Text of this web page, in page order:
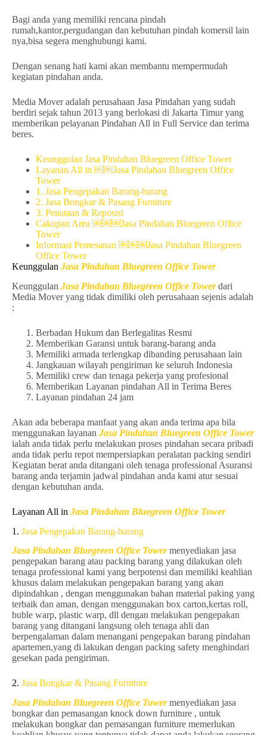
Bagi anda yang memiliki rencana pindah
rumah,kantor,pergudangan dan kebutuhan pindah komersil lain
nya,bisa segera menghubungi kami.
Dengan senang hati kami akan membantu mempermudah
kegiatan pindahan anda.
Media Mover adalah perusahaan Jasa Pindahan yang sudah
berdiri sejak tahun 2013 yang berlokasi di Jakarta Timur yang
memberikan pelayanan Pindahan All in Full Service dan terima
beres.
Keunggulan Jasa Pindahan Bluegreen Office Tower
Layanan All in ￼￼Jasa Pindahan Bluegreen Office
Tower
1. Jasa Pengepakan Barang-barang
2. Jasa Bongkar & Pasang Furniture
3. Penataan & Reposisi
Cakupan Area ￼￼￼Jasa Pindahan Bluegreen Office
Tower
Informasi Pemesanan ￼￼￼Jasa Pindahan Bluegreen
Office Tower
Keunggulan Jasa Pindahan Bluegreen Office Tower
Keunggulan Jasa Pindahan Bluegreen Office Towerdari
Media Mover yang tidak dimiliki oleh perusahaan sejenis adalah
:
Berbadan Hukum dan Berlegalitas Resmi
Memberikan Garansi untuk barang-barang anda
Memiliki armada terlengkap dibanding perusahaan lain
Jangkauan wilayah pengiriman ke seluruh Indonesia
Memiliki crew dan tenaga pekerja yang profesional
Memberikan Layanan pindahan All in Terima Beres
Layanan pindahan 24 jam
Akan ada beberapa manfaat yang akan anda terima apa bila
menggunakan layanan Jasa Pindahan Bluegreen Office Tower
ialah anda tidak perlu melakukan proses pindahan secara pribadi
anda tidak perlu repot mempersiapkan peralatan packing sendiri
Kegiatan berat anda ditangani oleh tenaga professional Asuransi
barang anda terjamin jadwal pindahan anda kami atur sesuai
dengan kebutuhan anda.
Layanan All in Jasa Pindahan Bluegreen Office Tower
1. Jasa Pengepakan Barang-barang
Jasa Pindahan Bluegreen Office Tower menyediakan jasa
pengepakan barang atau packing barang yang dilakukan oleh
tenaga professional kami yang berpotensi dan memiliki keahlian
khusus dalam melakukan pengepakan barang yang akan
dipindahkan , dengan menggunakan bahan material paking yang
terbaik dan aman, dengan menggunakan box carton,kertas roll,
buble warp, plastic warp, dll dengan melakukan pengepakan
barang yang ditangani langsung oleh tenaga ahli dan
berpengalaman dalam menangani pengepakan barang pindahan
apartemen,yang di lakukan dengan packing safety menghindari
gesekan pada pengiriman.
2. Jasa Bongkar & Pasang Furniture
Jasa Pindahan Bluegreen Office Towermenyediakan jasa
bongkar dan pemasangan knock down furniture , untuk
melakukan bongkar dan pemasangan furniture memerlukan